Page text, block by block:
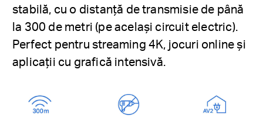
stabilă, cu o distanță de transmisie de până
la 300 de metri (pe același circuit electric).
Perfect pentru streaming 4K, jocuri online și
aplicații cu grafică intensivă.